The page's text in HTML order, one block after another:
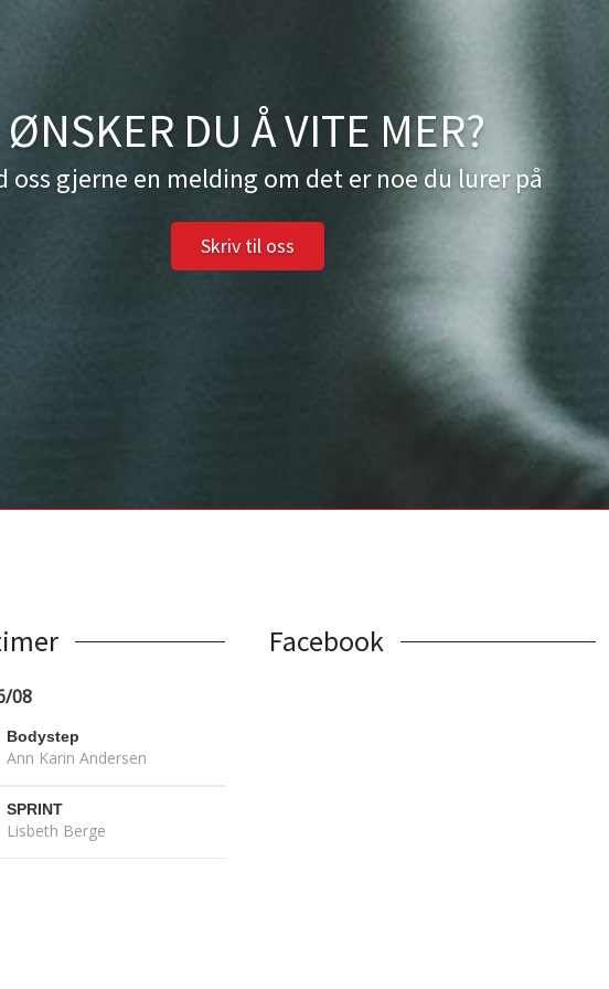
ØNSKER DU Å VITE MER?
oss gjerne en melding om det er noe du lurer på
Skriv til oss
Facebook